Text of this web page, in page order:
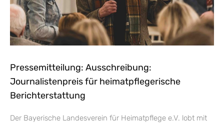
Pressemitteilung: Ausschreibung:
Journalistenpreis für heimatpflegerische
Berichterstattung
Der Bayerische Landesverein für Heimatpflege e.V. lobt mit